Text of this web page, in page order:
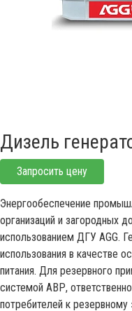
Дизель
Запросить цену
Энергообеспечение
организаций и загородных
использованием ДГУ AGG.
использования в качестве
питания. Для резервного
системой АВР,
потребителей к